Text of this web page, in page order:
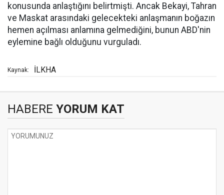
konusunda anlaştığını belirtmişti. Ancak Bekayi, Tahran
ve Maskat arasındaki gelecekteki anlaşmanın boğazın
hemen açılması anlamına gelmediğini, bunun ABD'nin
eylemine bağlı olduğunu vurguladı.
Kaynak: İLKHA
HABERE YORUM KAT